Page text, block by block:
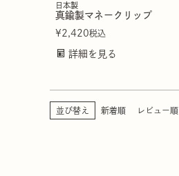
日本製
真鍮製マネークリップ
¥2,420税込
詳細を見る
並び替え 新着順 レビュー順